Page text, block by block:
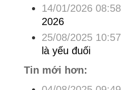
14/01/2026 08:58
2026
25/08/2025 10:57
là yếu đuối
Tin mới hơn: